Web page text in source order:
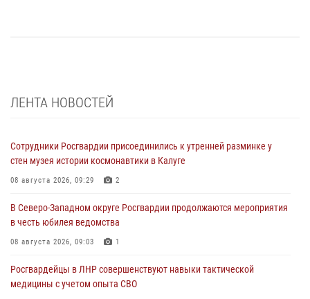
ЛЕНТА НОВОСТЕЙ
Сотрудники Росгвардии присоединились к утренней разминке у
стен музея истории космонавтики в Калуге
08 августа 2026, 09:29 2
В Северо-Западном округе Росгвардии продолжаются мероприятия
в честь юбилея ведомства
08 августа 2026, 09:03 1
Росгвардейцы в ЛНР совершенствуют навыки тактической
медицины с учетом опыта СВО